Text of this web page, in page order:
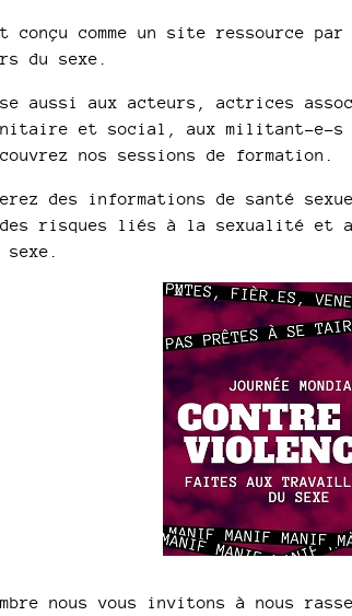
conçu comme un site ressource
du sexe.
aussi aux acteurs, actrices
et social, aux militant-e-
nos sessions de formation.
des informations de santé
risques liés à la sexualité et
nous vous invitons à nous